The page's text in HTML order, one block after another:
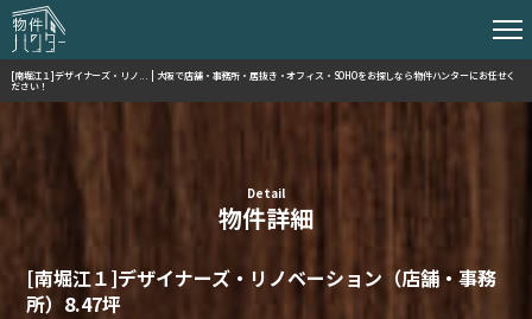
[南堀江１]デザイナーズ・リノ... | 大阪で店舗・事務所・居抜き・オフィス・SOHOをお探しなら物件ハンターにお任せく
ださい！
Detail
物件詳細
[南堀江１]デザイナーズ・リノベーション（店舗・事務
所）8.47坪